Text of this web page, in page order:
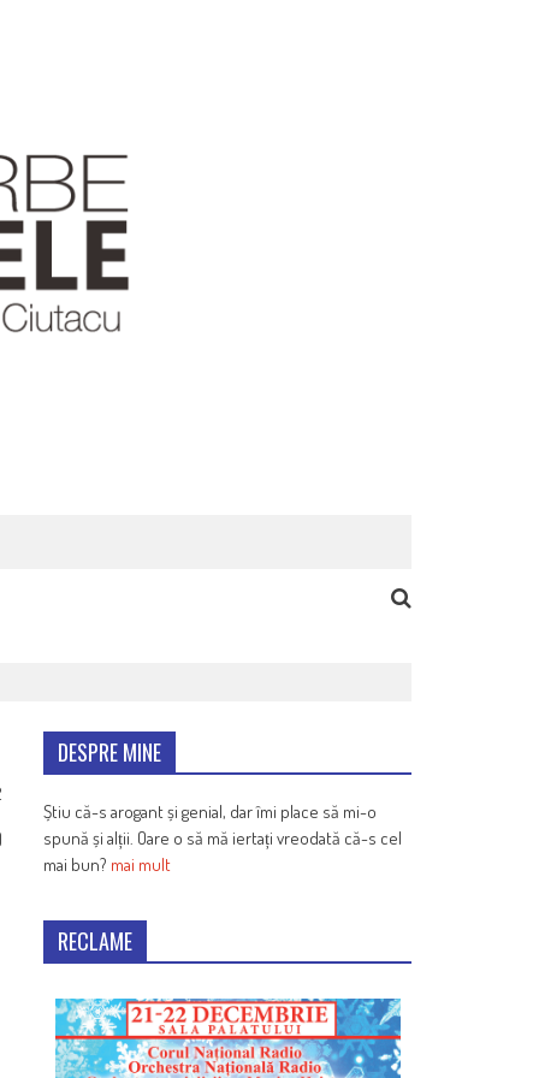
DESPRE MINE
Știu că-s arogant și genial, dar îmi place să mi-o
spună și alții. Oare o să mă iertați vreodată că-s cel
mai bun? mai mult
RECLAME